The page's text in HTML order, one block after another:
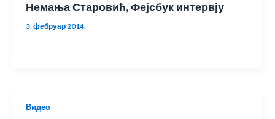
Немања Старовић, Фејсбук интервју
3. фебруар 2014.
Видео